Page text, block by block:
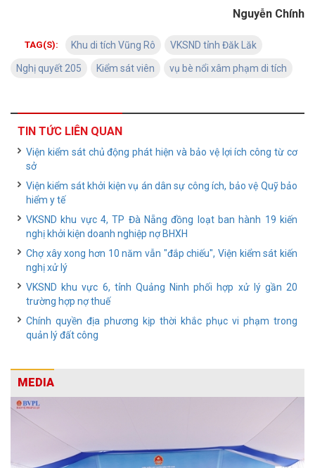
Nguyễn Chính
TAG(S): Khu di tích Vũng Rô VKSND tỉnh Đăk Lăk
Nghị quyết 205 Kiểm sát viên vụ bè nổi xâm phạm di tích
TIN TỨC LIÊN QUAN
Viện kiểm sát chủ động phát hiện và bảo vệ lợi ích công từ cơ
sở
Viện kiểm sát khởi kiện vụ án dân sự công ích, bảo vệ Quỹ bảo
hiểm y tế
VKSND khu vực 4, TP Đà Nẵng đồng loạt ban hành 19 kiến
nghị khởi kiện doanh nghiệp nợ BHXH
Chợ xây xong hơn 10 năm vẫn "đắp chiếu", Viện kiểm sát kiến
nghị xử lý
VKSND khu vực 6, tỉnh Quảng Ninh phối hợp xử lý gần 20
trường hợp nợ thuế
Chính quyền địa phương kịp thời khắc phục vi phạm trong
quản lý đất công
MEDIA